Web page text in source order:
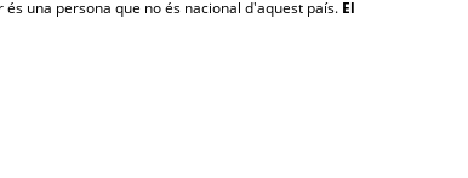
una persona que no és nacional d'aquest país. El